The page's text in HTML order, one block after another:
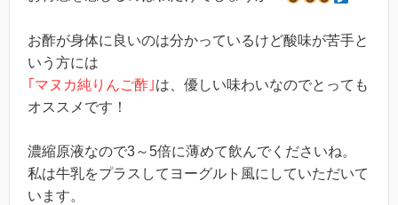
お酢が身体に良いのは分かっているけど酸味が苦手と
いう方には
｢マヌカ純りんご酢｣は、優しい味わいなのでとっても
オススメです！
濃縮原液なので3～5倍に薄めて飲んでくださいね。
私は牛乳をプラスしてヨーグルト風にしていただいて
います。